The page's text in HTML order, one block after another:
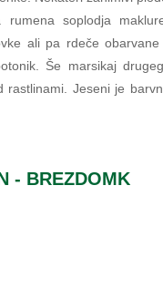
rumena soplodja
ali pa rdeče obarvane
Še marsikaj
Jeseni je
- BREZDOMK